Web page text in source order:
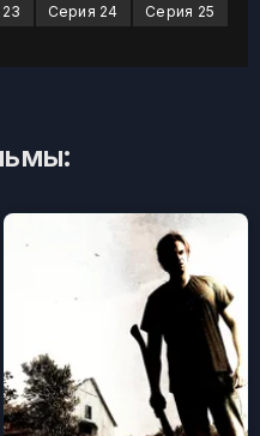
Серия 24
Серия 25